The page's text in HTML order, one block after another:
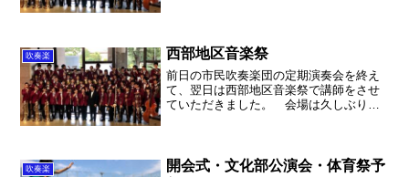
り返しそうだったので、しばし...
吹奏楽 西部地区音楽祭
前日の市民吹奏楽団の定期演奏会を終え
て、翌日は西部地区音楽祭で講師をさせ
ていただきました。 会場は久しぶりに
にきつい！久しぶりで忘...
吹奏楽
開会式・文化部公演会・体育祭予